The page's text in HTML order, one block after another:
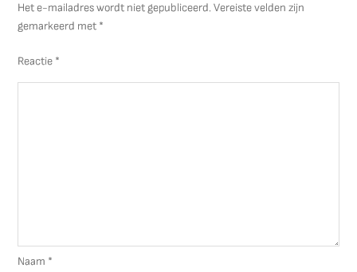
Het e-mailadres wordt niet gepubliceerd. Vereiste velden zijn
gemarkeerd met *
Reactie *
Naam *